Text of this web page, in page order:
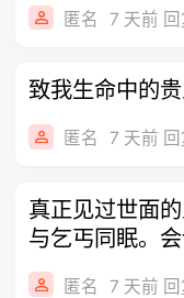
匿名 7 天前 回
致我生命中的
匿名 7 天前 回
真正见过世面
与乞丐同眠。
也能
匿名 7 天前 回